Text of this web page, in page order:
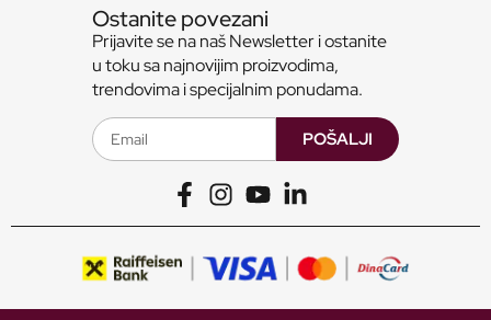
Ostanite povezani
Prijavite se na naš Newsletter i ostanite
u toku sa najnovijim proizvodima,
trendovima i specijalnim ponudama.
POŠALJI